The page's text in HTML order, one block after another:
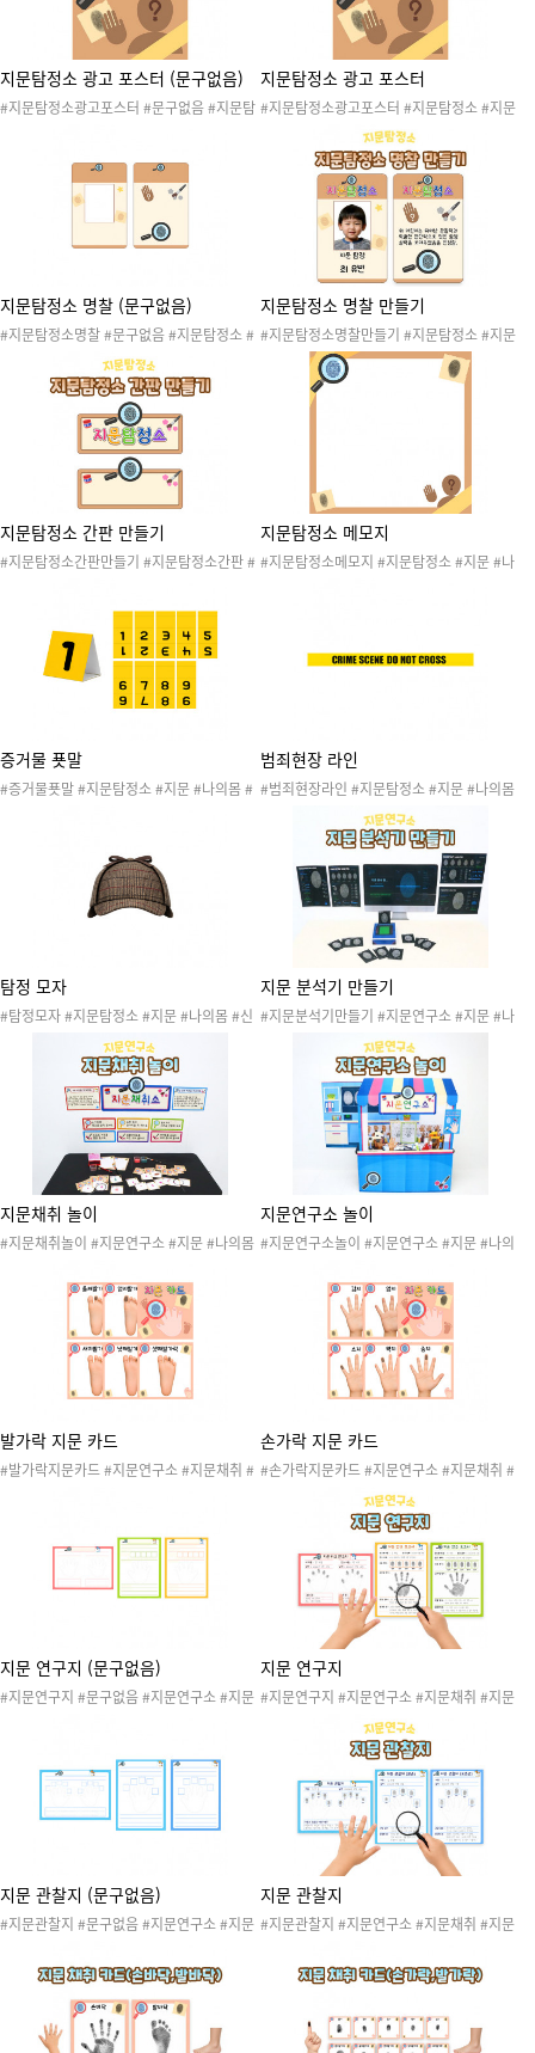
지문탐정소 광고 포스터 (문구없음)
#지문탐정소광고포스터 #문구없음 #지문탐
#지문탐정소놀이 #나의몸놀이 #신체놀이 #
나의몸활동 #나의몸놀이 #경찰 #경찰놀이 #
과학수사 #탐정놀이
지문탐정소 광고 포스터
#지문탐정소광고포스터 #지문탐정소 #지문
#나의몸 #신체 #손 #발 #손가락 #발가락 #
지문탐정 #탐정 #수사 #지문수사 #지문탐정
소놀이 #나의몸놀이 #신체놀이 #나의몸활동
#나의몸놀이 #경찰 #경찰놀이 #과학수사 #
지문탐정소 명찰 (문구없음)
#지문탐정소명찰 #문구없음 #지문탐정소 #
지문 #나의몸 #신체 #손 #발 #손가락 #발가
락 #지문탐정 #탐정 #수사 #지문수사 #지문
탐정소놀이 #나의몸놀이 #신체놀이 #나의몸
활동 #나의몸놀이 #경찰 #경찰놀이 #과학수
지문탐정소 명찰 만들기
#지문탐정소명찰만들기 #지문탐정소 #지문
#나의몸 #신체 #손 #발 #손가락 #발가락 #
지문탐정 #탐정 #수사 #지문수사 #지문탐정
소놀이 #나의몸놀이 #신체놀이 #나의몸활동
지문탐정소 간판 만들기
#지문탐정소간판만들기 #지문탐정소간판 #
문수사 #지문탐정소놀이 #나의몸놀이 #신체
놀이 #나의몸활동 #나의몸놀이 #경찰 #경찰
놀이 #과학수사 #탐정놀이 #문구없음
지문탐정소 메모지
#지문탐정소메모지 #지문탐정소 #지문 #나
의몸놀이 #경찰 #경찰놀이 #과학수사 #탐정
증거물 푯말
#증거물푯말 #지문탐정소 #지문 #나의몸 #
의몸놀이 #신체놀이 #나의몸활동 #나의몸놀
이 #경찰 #경찰놀이 #과학수사 #탐정놀이
범죄현장 라인
#범죄현장라인 #지문탐정소 #지문 #나의몸
#신체 #손 #발 #손가락 #발가락 #지문탐정
#탐정 #수사 #지문수사 #지문탐정소놀이 #
나의몸놀이 #신체놀이 #나의몸활동 #나의몸
놀이 #경찰 #경찰놀이 #과학수사 #탐정놀이
탐정 모자
#탐정모자 #지문탐정소 #지문 #나의몸 #신
체 #손 #발 #손가락 #발가락 #지문탐정 #탐
정 #수사 #지문수사 #지문탐정소놀이 #나의
몸놀이 #신체놀이 #나의몸활동 #나의몸놀이
#경찰 #경찰놀이 #과학수사 #탐정놀이
지문 분석기 만들기
#지문분석기만들기 #지문연구소 #지문 #나
의몸 #신체 #손 #발 #손가락 #발가락 #지문
연구원 #연구원 #지문놀이 #지문연구소놀이
#나의몸놀이 #신체놀이 #나의몸활동 #나의
몸놀이 #지문분석기 #지문연구 #지문분석 #
지문탐정소 #과학수사 #경찰 #경찰놀이 #탐
지문채취 놀이
#지문채취놀이 #지문연구소 #지문 #나의몸
원 #지문연구소놀이 #나의몸놀이 #신체놀이
#나의몸활동 #나의몸놀이 #지문채취 #지문
지문연구소 놀이
#지문연구소놀이 #지문연구소 #지문 #나의
이 #지문연구원 #지문연구소놀이 #나의몸놀
이 #신체놀이 #나의몸활동 #나의몸놀이 #지
문채취 #지문관찰
발가락 지문 카드
#발가락지문카드 #지문연구소 #지문채취 #
문연구소놀이 #나의몸놀이 #신체놀이 #나의
몸활동 #나의몸놀이 #엄지발가락 #둘째발가
손가락 지문 카드
#손가락지문카드 #지문연구소 #지문채취 #
지문채취소 #지문 #나의몸 #신체 #손 #발 #
손가락 #발가락 #지문놀이 #지문연구원 #지
문연구소놀이 #나의몸놀이 #신체놀이 #나의
몸활동 #나의몸놀이 #엄지 #검지 #중지 #약
지 #소지
지문 연구지 (문구없음)
#지문연구지 #문구없음 #지문연구소 #지문
원 #지문연구소놀이 #나의몸놀이 #신체놀이
#나의몸활동 #나의몸놀이
지문 연구지
#지문연구지 #지문연구소 #지문채취 #지문
채취소 #지문 #나의몸 #신체 #손 #발 #손가
락 #발가락 #지문놀이 #지문연구원 #지문연
구소놀이 #나의몸놀이 #신체놀이 #나의몸활
동 #나의몸놀이
지문 관찰지 (문구없음)
#지문관찰지 #문구없음 #지문연구소 #지문
#발 #손가락 #발가락 #지문놀이 #지문연구
원 #지문연구소놀이 #나의몸놀이 #신체놀이
#나의몸활동 #나의몸놀이
지문 관찰지
#지문관찰지 #지문연구소 #지문채취 #지문
락 #발가락 #지문놀이 #지문연구원 #지문연
구소놀이 #나의몸놀이 #신체놀이 #나의몸활